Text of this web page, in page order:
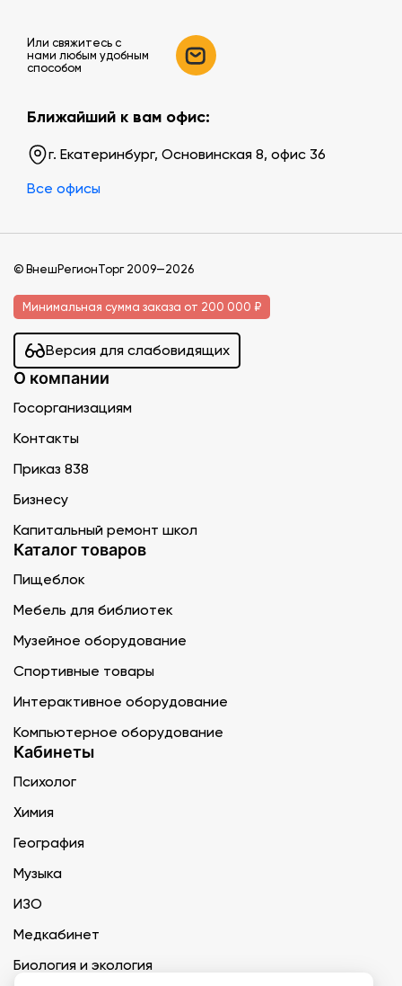
Или свяжитесь c
нами любым удобным
способом
Ближайший к вам офис:
г. Екатеринбург, Основинская 8, офис 36
Все офисы
© ВнешРегионТорг 2009—2026
Минимальная сумма заказа от 200 000 ₽
Версия для слабовидящих
О компании
Госорганизациям
Контакты
Приказ 838
Бизнесу
Капитальный ремонт школ
Каталог товаров
Пищеблок
Мебель для библиотек
Музейное оборудование
Спортивные товары
Интерактивное оборудование
Компьютерное оборудование
Кабинеты
Психолог
Химия
География
Музыка
ИЗО
Медкабинет
Биология и экология